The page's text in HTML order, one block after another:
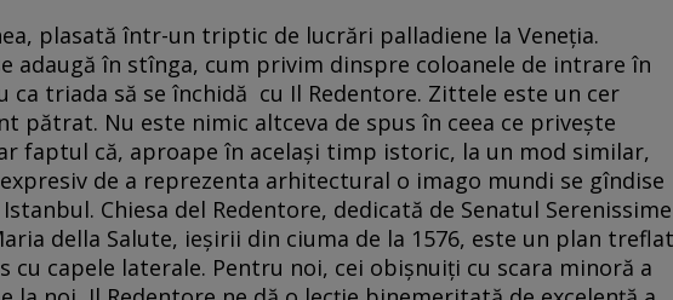
plasată într-un triptic de lucrări palladiene la Veneţia.
adaugă în stînga, cum privim dinspre coloanele de intrare în
ca triada să se închidă cu Il Redentore. Zittele este un cer
pătrat. Nu este nimic altceva de spus în ceea ce priveşte
faptul că, aproape în acelaşi timp istoric, la un mod similar,
de a reprezenta arhitectural o imago mundi se gîndise
Chiesa del Redentore, dedicată de Senatul
della Salute, ieşirii din ciuma de la 1576, este un plan treflat
cu capele laterale. Pentru noi, cei obişnuiţi cu scara minoră a